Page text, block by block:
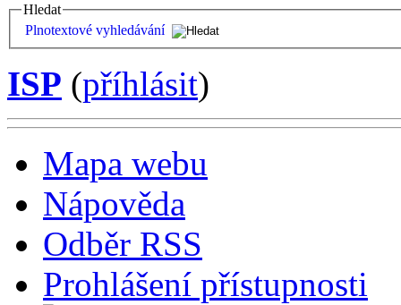
Hledat
Plnotextové vyhledávání
ISP (příhlásit)
Mapa webu
Nápověda
Odběr RSS
Prohlášení přístupnosti